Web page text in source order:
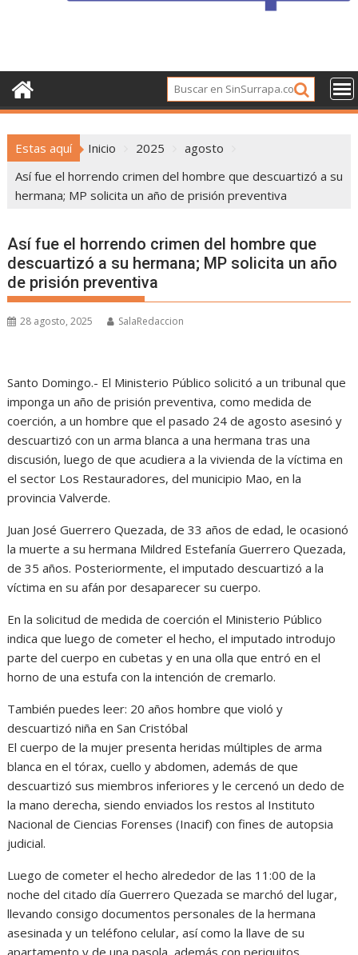
Estas aquí Inicio 2025
agosto
Así fue el horrendo crimen del hombre que descuartizó a su
hermana; MP solicita un año de prisión preventiva
Así fue el horrendo crimen del hombre que
descuartizó a su hermana; MP solicita un año
de prisión preventiva
28 agosto, 2025 SalaRedaccion
Santo Domingo.- El Ministerio Público solicitó a un tribunal que
imponga un año de prisión preventiva, como medida de
coerción, a un hombre que el pasado 24 de agosto asesinó y
descuartizó con un arma blanca a una hermana tras una
discusión, luego de que acudiera a la vivienda de la víctima en
el sector Los Restauradores, del municipio Mao, en la
provincia Valverde.
Juan José Guerrero Quezada, de 33 años de edad, le ocasionó
la muerte a su hermana Mildred Estefanía Guerrero Quezada,
de 35 años. Posteriormente, el imputado descuartizó a la
víctima en su afán por desaparecer su cuerpo.
En la solicitud de medida de coerción el Ministerio Público
indica que luego de cometer el hecho, el imputado introdujo
parte del cuerpo en cubetas y en una olla que entró en el
horno de una estufa con la intención de cremarlo.
También puedes leer: 20 años hombre que violó y
descuartizó niña en San Cristóbal
El cuerpo de la mujer presenta heridas múltiples de arma
blanca en el tórax, cuello y abdomen, además de que
descuartizó sus miembros inferiores y le cercenó un dedo de
la mano derecha, siendo enviados los restos al Instituto
Nacional de Ciencias Forenses (Inacif) con fines de autopsia
judicial.
Luego de cometer el hecho alrededor de las 11:00 de la
noche del citado día Guerrero Quezada se marchó del lugar,
llevando consigo documentos personales de la hermana
asesinada y un teléfono celular, así como la llave de su